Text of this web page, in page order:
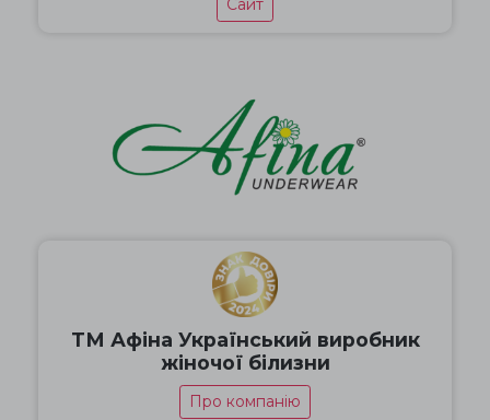
ТМ Афіна Український виробник
жіночої білизни
Про компанію